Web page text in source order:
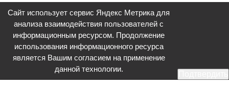
Сайт использует сервис Яндекс Метрика для
анализа взаимодействия пользователей с
информационным ресурсом. Продолжение
использования информационного ресурса
является Вашим согласием на применение
данной технологии.